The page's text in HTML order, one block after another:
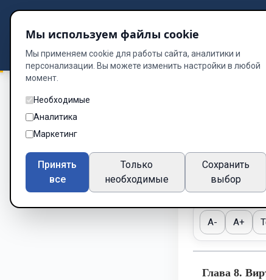
DzenWay Библиотека
Глава
Глава 9 из 13
A- A+
Глава 8.
Мы используем файлы cookie
Мы применяем cookie для работы сайта, аналитики и
персонализации. Вы можете изменить настройки в любой
момент.
Необходимые
Аналитика
Маркетинг
Принять
все
Только
необходимые
Сохранить
выбор